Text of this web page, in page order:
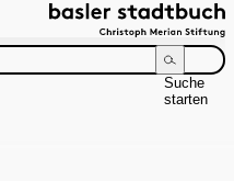
Suche
starten